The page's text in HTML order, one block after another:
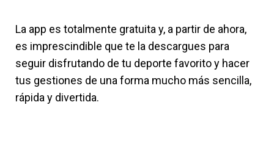
La app es totalmente gratuita y, a partir de ahora,
es imprescindible que te la descargues para
seguir disfrutando de tu deporte favorito y hacer
tus gestiones de una forma mucho más sencilla,
rápida y divertida.